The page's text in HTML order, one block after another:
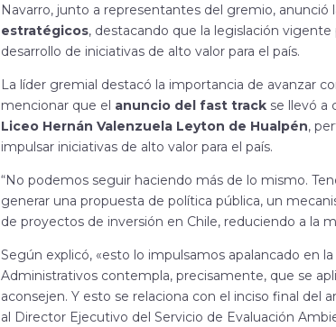
Navarro, junto a representantes del gremio,
estratégicos, destacando que la legislación
desarrollo de iniciativas de alto valor para el país.
La líder gremial destacó la importancia de avanzar
mencionar que el anuncio del fast track se llevó a
Liceo Hernán Valenzuela Leyton de Hualpén,
impulsar iniciativas de alto valor para el país.
“No podemos seguir haciendo más de lo mismo.
generar una propuesta de política pública, un
deproyectos de inversión en Chile, reduciendo a la
Según explicó, «esto lo impulsamos apalancado en
Administrativos contempla, precisamente, que se
aconsejen. Y esto se relaciona con el inciso final del
al Director Ejecutivo del Servicio de Evaluación